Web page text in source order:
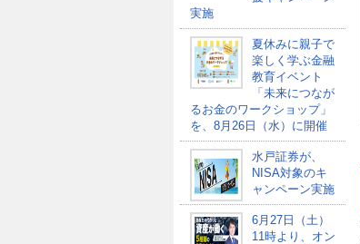
実施
夏休みに親子で
楽しく学ぶ金融
教育イベント
「未来につなが
るお金のワークショップ」
を、8月26日（水）に開催
水戸証券が、
NISA対象のキ
ャンペーン実施
6月27日（土）
11時より、オン